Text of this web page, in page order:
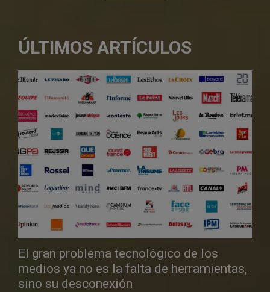
ÚLTIMOS ARTÍCULOS
El gran problema tecnológico de los
medios ya no es la falta de herramientas,
sino su desconexión